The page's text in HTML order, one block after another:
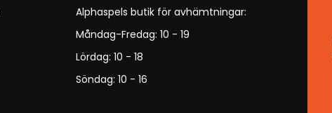
Alphaspels butik för avhämtningar:
Måndag-Fredag: 10 - 19
Lördag: 10 - 18
Söndag: 10 - 16